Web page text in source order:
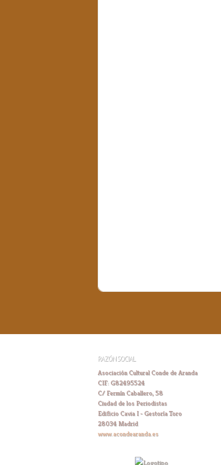
RAZÓN SOCIAL
Asociación Cultural Conde de Aranda
CIF: G82495524
C/ Fermín Caballero, 58
Ciudad de los Periodistas
Edificio Cavia I - Gestoría Toro
28034 Madrid
www.acondearanda.es